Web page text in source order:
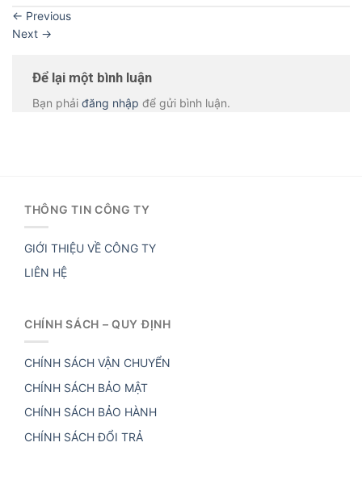
← Previous
Next →
Để lại một bình luận
Bạn phải đăng nhập để gửi bình luận.
THÔNG TIN CÔNG TY
GIỚI THIỆU VỀ CÔNG TY
LIÊN HỆ
CHÍNH SÁCH – QUY ĐỊNH
CHÍNH SÁCH VẬN CHUYỂN
CHÍNH SÁCH BẢO MẬT
CHÍNH SÁCH BẢO HÀNH
CHÍNH SÁCH ĐỔI TRẢ